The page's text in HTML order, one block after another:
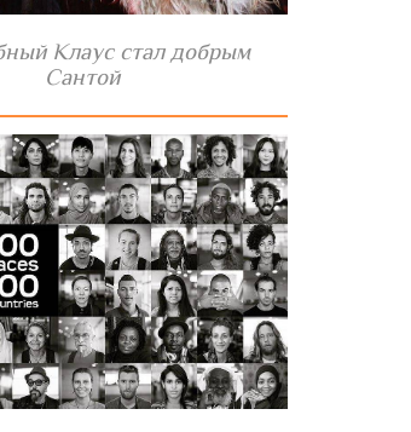
Клаус стал добрым
Сантой